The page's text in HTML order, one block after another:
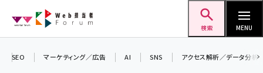
ン
検索 MENU
SEO マーケティング／広告 AI SNS アクセス解析／データ分析
＼ 8